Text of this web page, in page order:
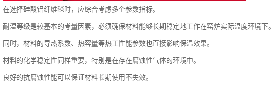
在选择硅酸铝纤维毯时，应综合考虑多个参数指标。
耐温等级是较基本的考量因素，必须确保材料能够长期稳定地工作在窑炉实际温度环境下。
同时，材料的导热系数、热容量等热工性能参数也直接影响保温效果。
材料的化学稳定性同样重要，特别是在存在腐蚀性气体的环境中。
良好的抗腐蚀性能可以保证材料长期使用不失效。